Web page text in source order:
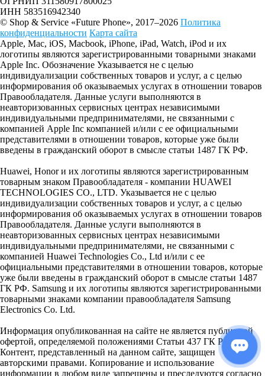
ИНН 583516942340
© Shop & Service «Future Phone», 2017–2026 Политика
конфиденциальности Карта сайта
Apple, Mac, iOS, Macbook, iPhone, iPad, Watch, iPod и их
логотипы являются зарегистрированными товарными знаками
Apple Inc. Обозначение Указывается не с целью
индивидуализации собственных товаров и услуг, а с целью
информирования об оказываемых услугах в отношении товаров
Правообладателя. Данные услуги выполняются в
неавторизованных сервисных центрах независимыми
индивидуальными предпринимателями, не связанными с
компанией Apple Inc компанией и/или с ее официальными
представителями в отношении товаров, которые уже были
введены в гражданский оборот в смысле статьи 1487 ГК РФ.
Huawei, Honor и их логотипы являются зарегистрированным
товарным знаком Правообладателя - компании HUAWEI
TECHNOLOGIES CO., LTD. Указывается не с целью
индивидуализации собственных товаров и услуг, а с целью
информирования об оказываемых услугах в отношении товаров
Правообладателя. Данные услуги выполняются в
неавторизованных сервисных центрах независимыми
индивидуальными предпринимателями, не связанными с
компанией Huawei Technologies Co., Ltd и/или с ее
официальными представителями в отношении товаров, которые
уже были введены в гражданский оборот в смысле статьи 1487
ГК РФ. Samsung и их логотипы являются зарегистрированными
товарными знаками компании правообладателя Samsung
Electronics Co. Ltd.
Информация опубликованная на сайте не является публичной
офертой, определяемой положениями Статьи 437 ГК РФ.
Контент, представленный на данном сайте, защищен
авторскими правами. Копирование и использование
информации в любом виде запрещены и преследуются согласно